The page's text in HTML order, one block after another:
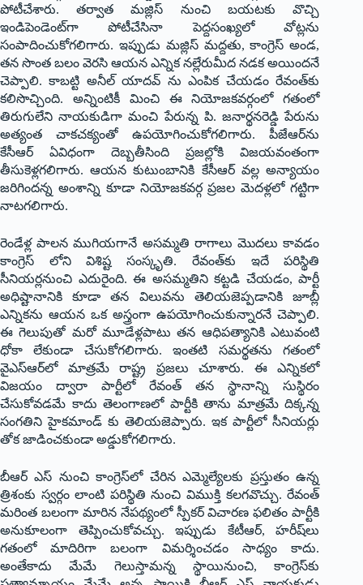
పోటీచేశారు. త‌ర్వాత మ‌జ్లిస్ నుంచి బ‌య‌ట‌కు వొచ్చి
ఇండిపెండెంట్‌గా పోటీచేసినా పెద్ద‌సంఖ్య‌లో వోట్ల‌ను
సంపాదించుకోగ‌లిగారు. ఇప్పుడు మ‌జ్లిస్ మ‌ద్ద‌తు, కాంగ్రెస్ అండ‌,
త‌న సొంత బ‌లం వెర‌సి ఆయ‌న ఎన్నిక న‌ల్లేరుమీద న‌డ‌క అయింద‌నే
చెప్పాలి. కాబ‌ట్టి అనీల్ యాద‌వ్ ను ఎంపిక చేయ‌డం రేవంత్‌కు
క‌లిసొచ్చింది. అన్నింటికీ మించి ఈ నియోజ‌క‌వ‌ర్గంలో గ‌తంలో
తిరుగులేని నాయ‌కుడిగా మంచి పేరున్న పి. జ‌నార్థ‌న‌రెడ్డి పేరును
అత్యంత చాక‌చ‌క్యంతో ఉప‌యోగించుకోగ‌లిగారు. పీజేఆర్‌ను
కేసీఆర్ ఏవిధంగా దెబ్బ‌తీసింది ప్ర‌జ‌ల్లోకి విజయ‌వంతంగా
తీసుకెళ్ల‌గ‌లిగారు. ఆయ‌న కుటుంబానికి కేసీఆర్ వ‌ల్ల అన్యాయం
జ‌రిగింద‌న్న అంశాన్ని కూడా నియోజ‌క‌వ‌ర్గ ప్ర‌జ‌ల మెద‌ళ్ల‌లో గ‌ట్టిగా
నాట‌గ‌లిగారు.
రెండేళ్ల పాల‌న ముగియ‌గానే అస‌మ్మ‌తి రాగాలు మొద‌లు కావ‌డం
కాంగ్రెస్ లోని విశిష్ట సంస్కృతి. రేవంత్‌కు ఇదే ప‌రిస్థితి
సీనియ‌ర్ల‌నుంచి ఎదురైంది. ఈ అస‌మ్మ‌తిని క‌ట్ట‌డి చేయ‌డం, పార్టీ
అధిష్టానానికి కూడా త‌న విలువ‌ను తెలియ‌జెప్ప‌డానికి జూబ్లీ
ఎన్నిక‌ను ఆయ‌న ఒక అస్త్రంగా ఉప‌యోగించుకున్నార‌నే చెప్పాలి.
ఈ గెలుపుతో మ‌రో మూడేళ్ల‌పాటు త‌న ఆధిప‌త్యానికి ఎటువంటి
ధోకా లేకుండా చేసుకోగ‌లిగారు. ఇంత‌టి స‌మ‌ర్థ‌త‌ను గ‌తంలో
వైఎస్ఆర్‌లో మాత్ర‌మే రాష్ట్ర ప్ర‌జ‌లు చూశారు. ఈ ఎన్నికలో
విజ‌యం ద్వారా పార్టీలో రేవంత్ త‌న స్థానాన్ని సుస్థిరం
చేసుకోవ‌డ‌మే కాదు తెలంగాణ‌లో పార్టీకి తాను మాత్ర‌మే దిక్క‌న్న
సంగ‌తిని హైక‌మాండ్ కు తెలియ‌జెప్పారు. ఇక పార్టీలో సీనియ‌ర్లు
తోక జాడించ‌కుండా అడ్డుకోగ‌లిగారు.
బీఆర్ ఎస్ నుంచి కాంగ్రెస్‌లో చేరిన ఎమ్మెల్యేలకు ప్ర‌స్తుతం ఉన్న
త్రిశంకు స్వర్గం లాంటి ప‌రిస్థితి నుంచి విముక్తి క‌ల‌గ‌వొచ్చు. రేవంత్
మ‌రింత బ‌లంగా మారిన నేప‌థ్యంలో స్పీక‌ర్ విచార‌ణ ఫ‌లితం పార్టీకి
అనుకూలంగా తెప్పించుకోవ‌చ్చు. ఇప్పుడు కేటీఆర్‌, హ‌రీష్‌లు
గ‌తంలో మాదిరిగా బ‌లంగా విమ‌ర్శించ‌డం సాధ్యం కాదు.
అంతేకాదు మేమే గెలుస్తామ‌న్న స్థాయినుంచి, కాంగ్రెస్‌కు